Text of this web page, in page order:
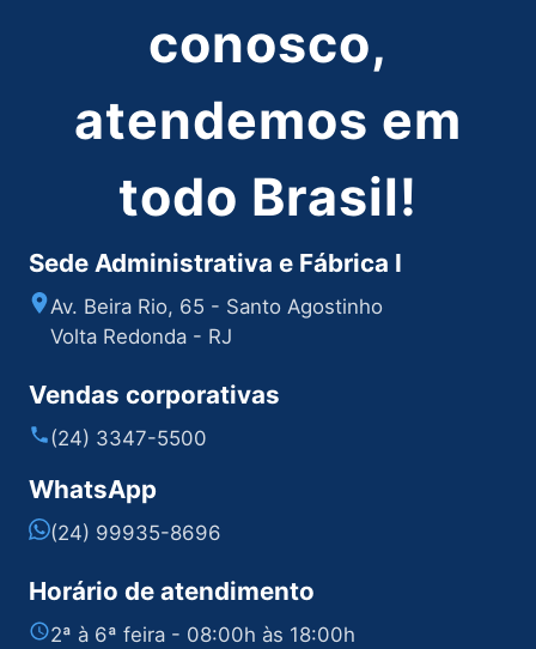
conosco,
atendemos em
todo Brasil!
Sede Administrativa e Fábrica I
Av. Beira Rio, 65 - Santo Agostinho
Volta Redonda - RJ
Vendas corporativas
(24) 3347-5500
WhatsApp
(24) 99935-8696
Horário de atendimento
2ª à 6ª feira - 08:00h às 18:00h